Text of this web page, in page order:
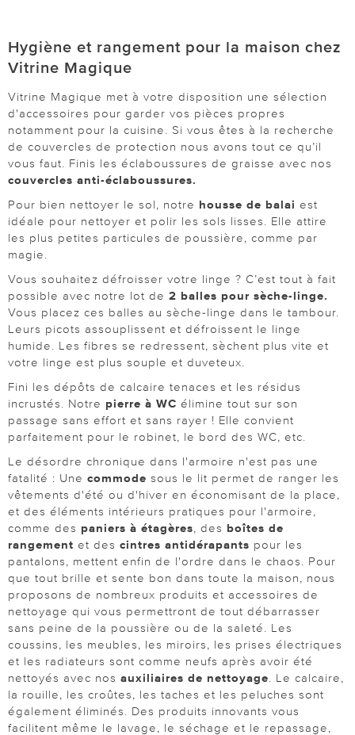
Hygiène et rangement pour la maison chez
Vitrine Magique
Vitrine Magique met à votre disposition une sélection
d'accessoires pour garder vos pièces propres
notamment pour la cuisine. Si vous êtes à la recherche
de couvercles de protection nous avons tout ce qu’il
vous faut. Finis les éclaboussures de graisse avec nos
couvercles anti-éclaboussures.
Pour bien nettoyer le sol, notre housse de balai est
idéale pour nettoyer et polir les sols lisses. Elle attire
les plus petites particules de poussière, comme par
magie.
Vous souhaitez défroisser votre linge ? C’est tout à fait
possible avec notre lot de 2 balles pour sèche-linge.
Vous placez ces balles au sèche-linge dans le tambour.
Leurs picots assouplissent et défroissent le linge
humide. Les fibres se redressent, sèchent plus vite et
votre linge est plus souple et duveteux.
Fini les dépôts de calcaire tenaces et les résidus
incrustés. Notre pierre à WC élimine tout sur son
passage sans effort et sans rayer ! Elle convient
parfaitement pour le robinet, le bord des WC, etc.
Le désordre chronique dans l'armoire n'est pas une
fatalité : Une commode sous le lit permet de ranger les
vêtements d'été ou d'hiver en économisant de la place,
et des éléments intérieurs pratiques pour l'armoire,
comme des paniers à étagères, des boîtes de
rangement et des cintres antidérapants pour les
pantalons, mettent enfin de l'ordre dans le chaos. Pour
que tout brille et sente bon dans toute la maison, nous
proposons de nombreux produits et accessoires de
nettoyage qui vous permettront de tout débarrasser
sans peine de la poussière ou de la saleté. Les
coussins, les meubles, les miroirs, les prises électriques
et les radiateurs sont comme neufs après avoir été
nettoyés avec nos auxiliaires de nettoyage. Le calcaire,
la rouille, les croûtes, les taches et les peluches sont
également éliminés. Des produits innovants vous
facilitent même le lavage, le séchage et le repassage,